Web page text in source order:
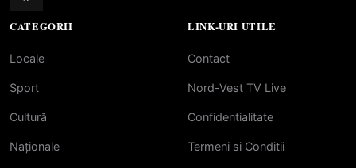
CATEGORII
Locale
Sport
Cultură
Naționale
LINK-URI UTILE
Contact
Nord-Vest TV Live
Confidentialitate
Termeni si Conditii